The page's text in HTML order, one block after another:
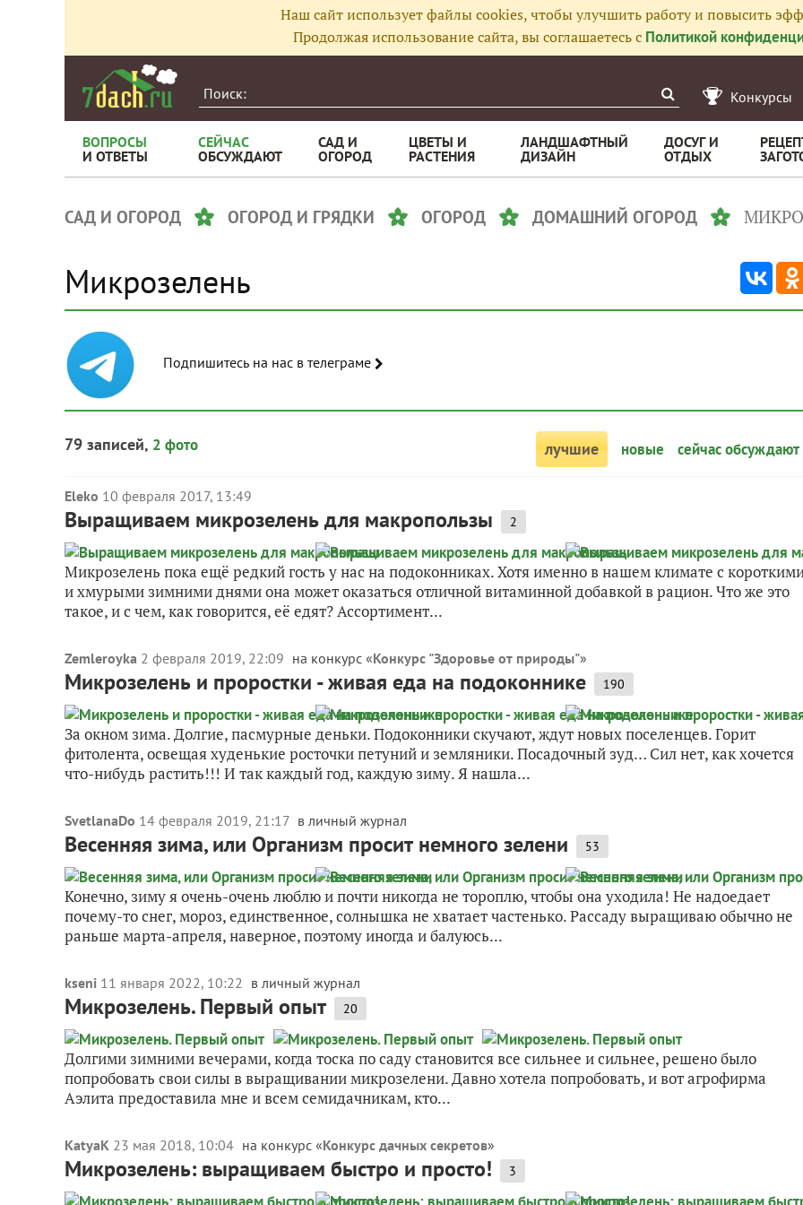
Наш сайт использует файлы cookies, чтобы улучшить работу и повысить
Продолжая использование сайта, вы соглашаетесь с Политикой
Конкурсы
ВОПРОСЫ
И ОТВЕТЫ
СЕЙЧАС
ОБСУЖДАЮТ
САД И
ОГОРОД
ЦВЕТЫ И
РАСТЕНИЯ
ЛАНДШАФТНЫЙ
ДИЗАЙН
ДОСУГ И
ОТДЫХ
САД И ОГОРОД ОГОРОД И ГРЯДКИ ОГОРОД ДОМАШНИЙ ОГОРОД
Микрозелень
Подпишитесь на нас в телеграме
79 записей, 2 фото лучшие новые сейчас обсуждают
Eleko 10 февраля 2017, 13:49
Выращиваем микрозелень для макропользы 2
Микрозелень пока ещё редкий гость у нас на подоконниках. Хотя именно в нашем климате с
и хмурыми зимними днями она может оказаться отличной витаминной добавкой в рацион. Что же это
такое, и с чем, как говорится, её едят? Ассортимент...
Zemleroyka 2 февраля 2019, 22:09 на конкурс «Конкурс "Здоровье от природы"»
Микрозелень и проростки - живая еда на подоконнике 190
За окном зима. Долгие, пасмурные деньки. Подоконники скучают, ждут новых поселенцев. Горит
фитолента, освещая худенькие росточки петуний и земляники. Посадочный зуд… Сил нет, как хочется
что-нибудь растить!!! И так каждый год, каждую зиму. Я нашла...
SvetlanaDo 14 февраля 2019, 21:17 в личный журнал
Весенняя зима, или Организм просит немного зелени 53
Конечно, зиму я очень-очень люблю и почти никогда не тороплю, чтобы она уходила! Не надоедает
почему-то снег, мороз, единственное, солнышка не хватает частенько. Рассаду выращиваю обычно не
раньше марта-апреля, наверное, поэтому иногда и балуюсь...
kseni 11 января 2022, 10:22 в личный журнал
Микрозелень. Первый опыт 20
Долгими зимними вечерами, когда тоска по саду становится все сильнее и сильнее, решено было
попробовать свои силы в выращивании микрозелени. Давно хотела попробовать, и вот агрофирма
Аэлита предоставила мне и всем семидачникам, кто...
KatyaK 23 мая 2018, 10:04 на конкурс «Конкурс дачных секретов»
Микрозелень: выращиваем быстро и просто! 3